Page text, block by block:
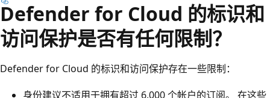
Defender for Cloud 的标识和
访问保护是否有任何限制？
Defender for Cloud 的标识和访问保护存在一些限制：
身份建议不适用于拥有超过 6,000 个帐户的订阅。 在这些